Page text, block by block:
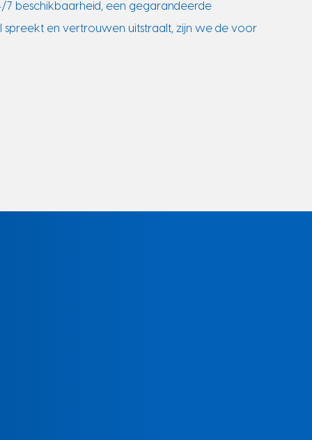
7 beschikbaarheid, een gegarandeerde
en vertrouwen uitstraalt, zijn we de voor